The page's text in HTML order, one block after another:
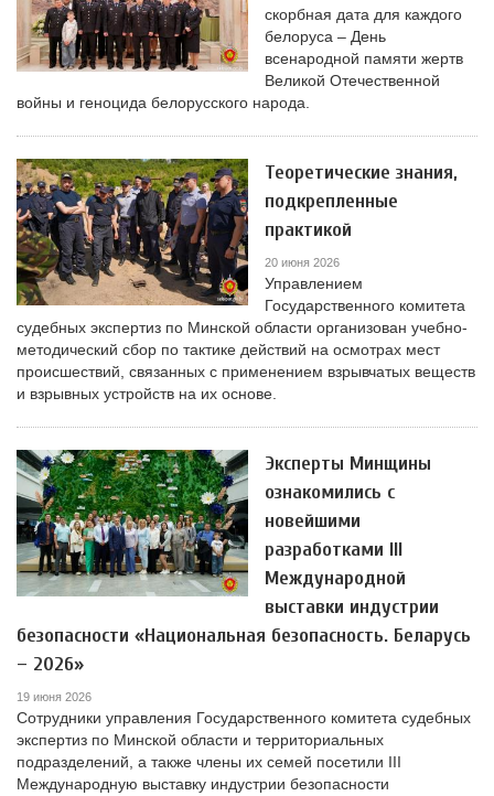
скорбная дата для каждого
белоруса – День
всенародной памяти жертв
Великой Отечественной
войны и геноцида белорусского народа.
Теоретические знания,
подкрепленные
практикой
20 июня 2026
Управлением
Государственного комитета
судебных экспертиз по Минской области организован учебно-
методический сбор по тактике действий на осмотрах мест
происшествий, связанных с применением взрывчатых веществ
и взрывных устройств на их основе.
Эксперты Минщины
ознакомились с
новейшими
разработками III
Международной
выставки индустрии
безопасности «Национальная безопасность. Беларусь
– 2026»
19 июня 2026
Сотрудники управления Государственного комитета судебных
экспертиз по Минской области и территориальных
подразделений, а также члены их семей посетили III
Международную выставку индустрии безопасности